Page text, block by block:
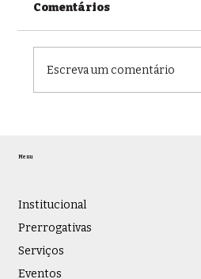
jurídica e novas
Comentários
Escreva um comentário
Menu
Institucional
Prerrogativas
Serviços
Eventos